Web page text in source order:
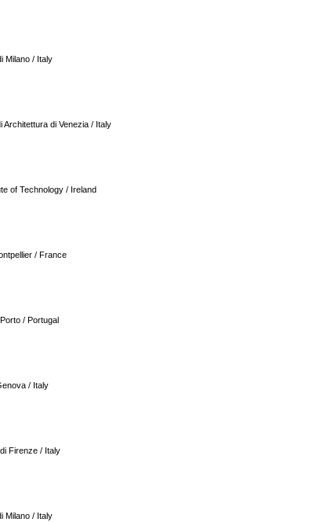
Milano / Italy
di Venezia / Italy
of Technology / Ireland
/ France
/ Portugal
/ Italy
Firenze / Italy
Milano / Italy